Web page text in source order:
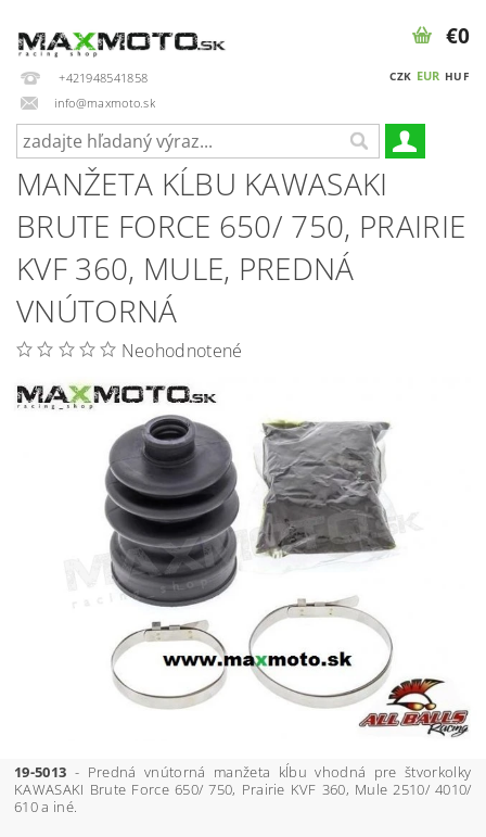
+421948541858
info@maxmoto.sk
CZK EUR HUF
€0
MANŽETA KĹBU KAWASAKI
BRUTE FORCE 650/ 750, PRAIRIE
KVF 360, MULE, PREDNÁ
VNÚTORNÁ
Neohodnotené
19-5013 - Predná vnútorná manžeta kĺbu vhodná pre štvorkolky
KAWASAKI Brute Force 650/ 750, Prairie KVF 360, Mule 2510/ 4010/
610 a iné.